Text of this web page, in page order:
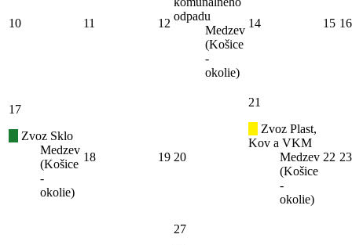
10 11 12
odpadu
Medzev
(Košice
-
okolie)
14 15 16
17
Zvoz Sklo
Medzev
(Košice
-
okolie)
18 19 20
21
Zvoz Plast,
Kov a VKM
Medzev
(Košice
-
okolie)
22 23
27